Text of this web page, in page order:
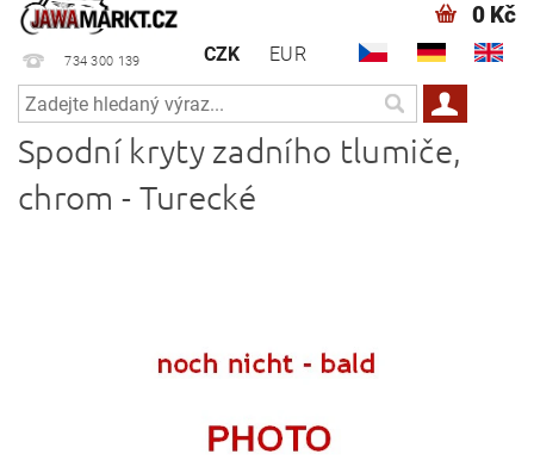
734 300 139 CZK EUR
0 Kč
Spodní kryty zadního tlumiče,
chrom - Turecké